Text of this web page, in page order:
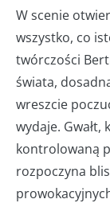
W scenie
wszystko, co
twórczości
świata,
wreszcie
wydaje.
kontrolowaną
rozpoczyna